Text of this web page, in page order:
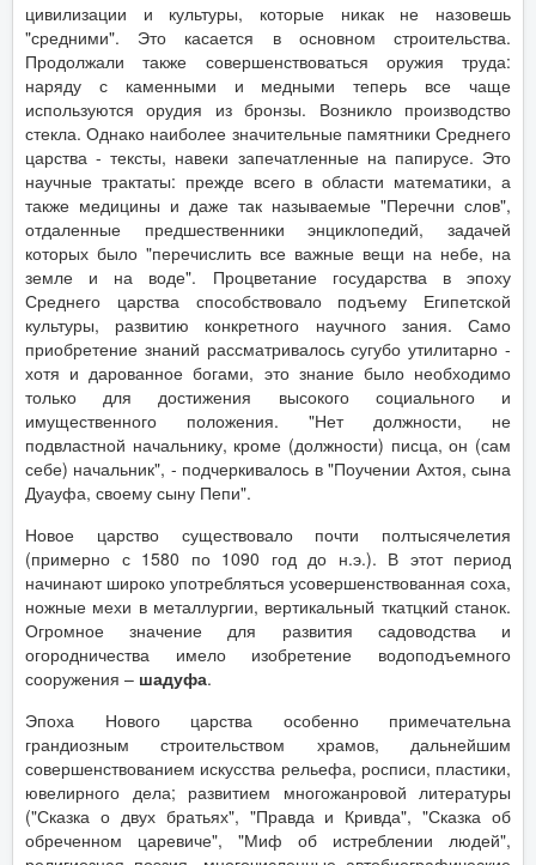
цивилизации и культуры, которые никак не назовешь
"средними". Это касается в основном строительства.
Продолжали также совершенствоваться оружия труда:
наряду с каменными и медными теперь все чаще
используются орудия из бронзы. Возникло производство
стекла. Однако наиболее значительные памятники Среднего
царства - тексты, навеки запечатленные на папирусе. Это
научные трактаты: прежде всего в области математики, а
также медицины и даже так называемые "Перечни слов",
отдаленные предшественники энциклопедий, задачей
которых было "перечислить все важные вещи на небе, на
земле и на воде". Процветание государства в эпоху
Среднего царства способствовало подъему Египетской
культуры, развитию конкретного научного зания. Само
приобретение знаний рассматривалось сугубо утилитарно -
хотя и дарованное богами, это знание было необходимо
только для достижения высокого социального и
имущественного положения. "Нет должности, не
подвластной начальнику, кроме (должности) писца, он (сам
себе) начальник", - подчеркивалось в "Поучении Ахтоя, сына
Дуауфа, своему сыну Пепи".
Новое царство существовало почти полтысячелетия
(примерно с 1580 по 1090 год до н.э.). В этот период
начинают широко употребляться усовершенствованная соха,
ножные мехи в металлургии, вертикальный ткатцкий станок.
Огромное значение для развития садоводства и
огородничества имело изобретение водоподъемного
сооружения – шадуфа.
Эпоха Нового царства особенно примечательна
грандиозным строительством храмов, дальнейшим
совершенствованием искусства рельефа, росписи, пластики,
ювелирного дела; развитием многожанровой литературы
("Сказка о двух братьях", "Правда и Кривда", "Сказка об
обреченном царевиче", "Миф об истреблении людей",